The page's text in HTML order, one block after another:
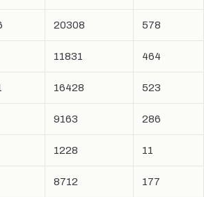
20308 578
11831 464
16428 523
9163 286
1228 11
8712 177